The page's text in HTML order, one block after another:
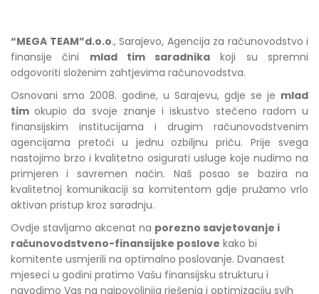
“MEGA TEAM”d.o.o., Sarajevo, Agencija za računovodstvo i
finansije čini mlad tim saradnika koji su spremni
odgovoriti složenim zahtjevima računovodstva.
Osnovani smo 2008. godine, u Sarajevu, gdje se je mlad
timokupio da svoje znanje i iskustvo stečeno radom u
finansijskim institucijama i drugim računovodstvenim
agencijama pretoči u jednu ozbiljnu priču. Prije svega
nastojimo brzo i kvalitetno osigurati usluge koje nudimo na
primjeren i savremen način. Naš posao se bazira na
kvalitetnoj komunikaciji sa komitentom gdje pružamo vrlo
aktivan pristup kroz saradnju.
Ovdje stavljamo akcenat na porezno savjetovanje i
računovodstveno-finansijske poslove kako bi
komitente usmjerili na optimalno poslovanje. Dvanaest
mjeseci u godini pratimo Vašu finansijsku strukturu i
navodimo Vas na najpovoljnija rješenja i optimizaciju svih